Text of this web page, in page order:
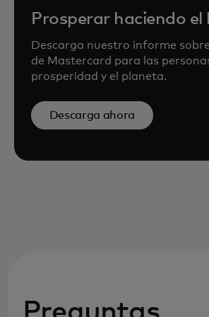
Prosperar haciendo el
Descarga nuestro informe
de Mastercard para las
prosperidad y el planeta.
Descarga ahora